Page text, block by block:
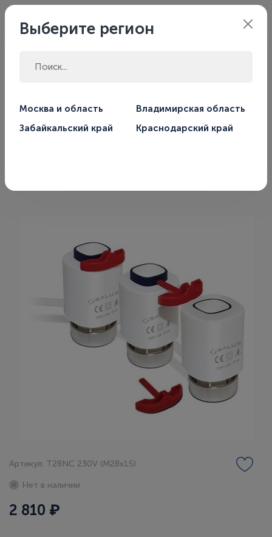
Москва
Термостаты
Артикул: T28NC 230V (М28x15)
Нет в наличии
2 810 ₽
Выберите регион
Москва и область
Владимирская область
Забайкальский край
Краснодарский край